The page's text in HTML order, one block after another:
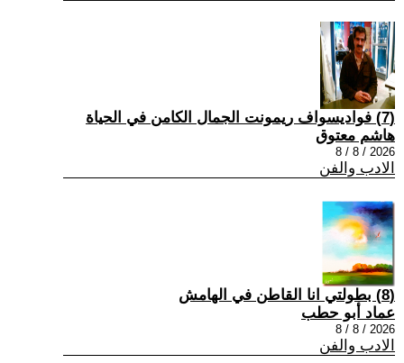
(7) فواديسواف ريمونت الجمال الكامن في الحياة
هاشم معتوق
2026 / 8 / 8
الادب والفن
(8) بطولتي انا القاطن في الهامش
عماد أبو حطب
2026 / 8 / 8
الادب والفن